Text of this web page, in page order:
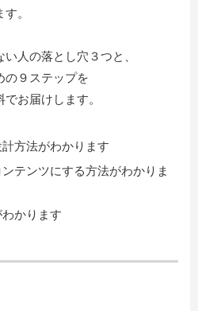
。
人の落とし穴３つと、
の９ステップを
お届けします。
方法がわかります
テンツにする方法がわかりま
かります